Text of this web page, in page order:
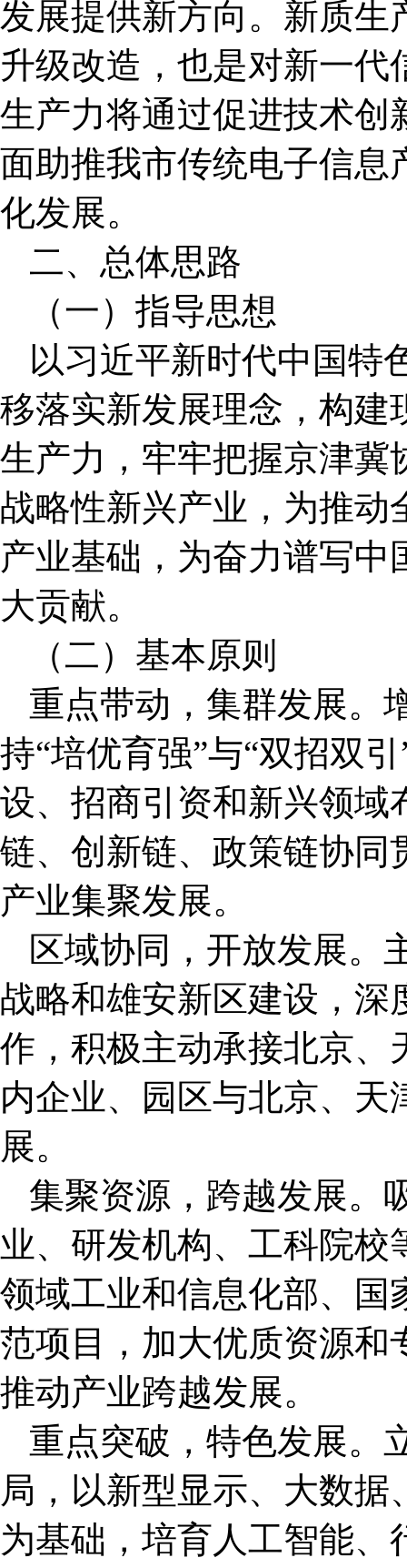
发展提供新方向。新质生
升级改造，也是对新一
生产力将通过促进技术创
面助推我市传统电子信息
化发展。
二、总体思路
（一）指导思想
以习近平新时代中国特
移落实新发展理念，构建
生产力，牢牢把握京津冀
战略性新兴产业，为推动
产业基础，为奋力谱写
大贡献。
（二）基本原则
重点带动，集群发展。
持“培优育强”与“双招双
设、招商引资和新兴领域
链、创新链、政策链协同
产业集聚发展。
区域协同，开放发展。
战略和雄安新区建设，深
作，积极主动承接北京、
内企业、园区与北京、
展。
集聚资源，跨越发展。
业、研发机构、工科院
领域工业和信息化部、国
范项目，加大优质资源和
推动产业跨越发展。
重点突破，特色发展。
局，以新型显示、大数
为基础，培育人工智能